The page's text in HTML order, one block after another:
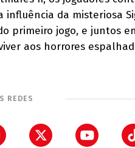
influência da misteriosa
primeiro jogo, e juntos
aos horrores
REDES